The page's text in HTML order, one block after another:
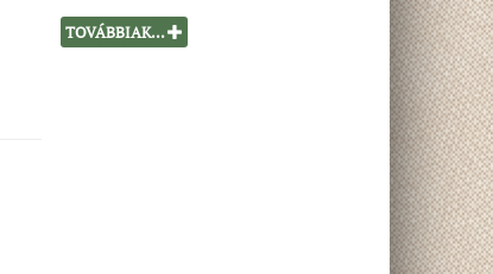
TOVÁBBIAK...